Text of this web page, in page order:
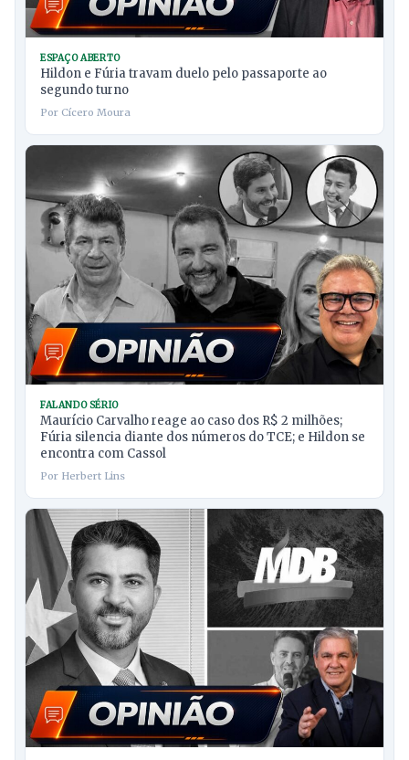
ESPAÇO ABERTO
Hildon e Fúria travam duelo pelo passaporte ao
segundo turno
Por Cícero Moura
FALANDO SÉRIO
Maurício Carvalho reage ao caso dos R$ 2 milhões;
Fúria silencia diante dos números do TCE; e Hildon se
encontra com Cassol
Por Herbert Lins